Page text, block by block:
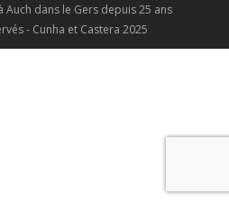
Auch dans le Gers depuis 25 ans
- Cunha et Castera 2025